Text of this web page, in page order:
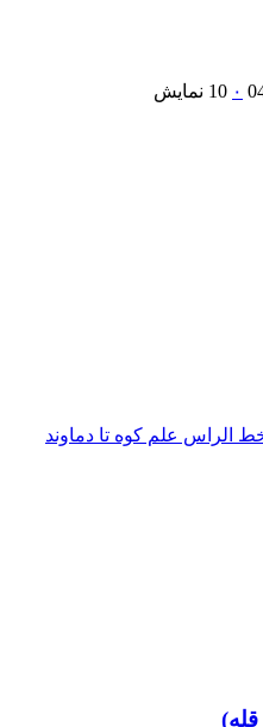
۰ 10 نمایش
الراس علم کوه تا دماوند
قله)